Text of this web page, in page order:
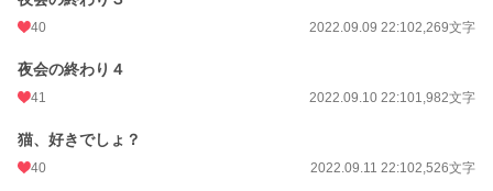
40 2022.09.09 22:102,269文字
夜会の終わり４
41 2022.09.10 22:101,982文字
猫、好きでしょ？
40 2022.09.11 22:102,526文字